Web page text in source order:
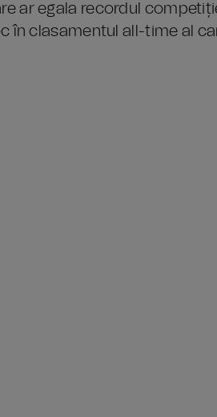
ar egala recordul
în clasamentul all-time al